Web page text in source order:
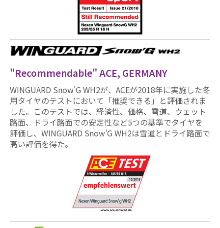
"Recommendable" ACE, GERMANY
WINGUARD Snow'G WH2が、ACEが2018年に実施した冬
用タイヤのテストにおいて「推奨できる」と評価されま
した。このテストでは、経済性、価格、雪道、ウェット
路面、ドライ路面での安定性など5つの基準でタイヤを
評価し、WINGUARD Snow'G WH2は雪道とドライ路面で
高い評価を得た。